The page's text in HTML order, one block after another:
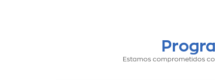
Estamos comprometidos